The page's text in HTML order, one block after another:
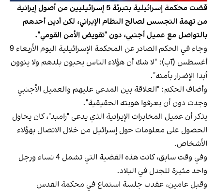
قضت محكمة إسرائيلية بتبرئة 5 إسرائيليين من أصول إيرانية
من تهمة التجسس لصالح النظام الإيراني، لكن أدين أحدهم
بالتواصل مع عميل أجنبي، دون "تقويض الأمن القومي".
وجاء في الحكم الصادر عن المحكمة الإسرائيلية اليوم الأربعاء 9
أغسطس (آب): "لا شك أن هؤلاء الناس يحبون بلدهم ولا ينوون
أبدا الإضرار بأمنه".
وأضاف الحكم: "العلاقة بين المدعى عليهم والعميل الأجنبي
وجدت دون أن يعرفوا هويته الحقيقية".
يذكر أن عميل المخابرات الإيرانية الذي يدعى "رامبد"، كان يحاول
الحصول على معلومات حول إسرائيل من خلال الاتصال بهؤلاء
الأشخاص.
وفي وقت سابق، كانت هذه القضية التي تشمل 4 نساء ورجل
واحد مثيرة للجدل في البلاد.
وقبل عامين، عقدت جلسة استماع في محكمة القدس